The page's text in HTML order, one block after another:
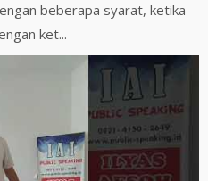
beberapa syarat, ketika
ket...